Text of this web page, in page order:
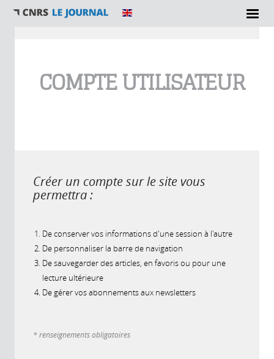
COMPTE UTILISATEUR
Créer un compte sur le site vous
permettra :
De conserver vos informations d'une session à l'autre
De personnaliser la barre de navigation
De sauvegarder des articles, en favoris ou pour une
lecture ultérieure
De gérer vos abonnements aux newsletters
* renseignements obligatoires